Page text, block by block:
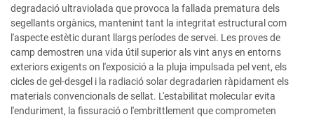
degradació ultraviolada que provoca la fallada prematura dels
segellants orgànics, mantenint tant la integritat estructural com
l'aspecte estètic durant llargs períodes de servei. Les proves de
camp demostren una vida útil superior als vint anys en entorns
exteriors exigents on l'exposició a la pluja impulsada pel vent, els
cicles de gel-desgel i la radiació solar degradarien ràpidament els
materials convencionals de sellat. L'estabilitat molecular evita
l'enduriment, la fissuració o l'embrittlement que comprometen